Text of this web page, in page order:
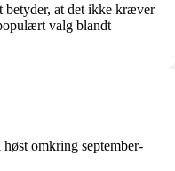
betyder, at det ikke kræver
valg blandt
omkring september-